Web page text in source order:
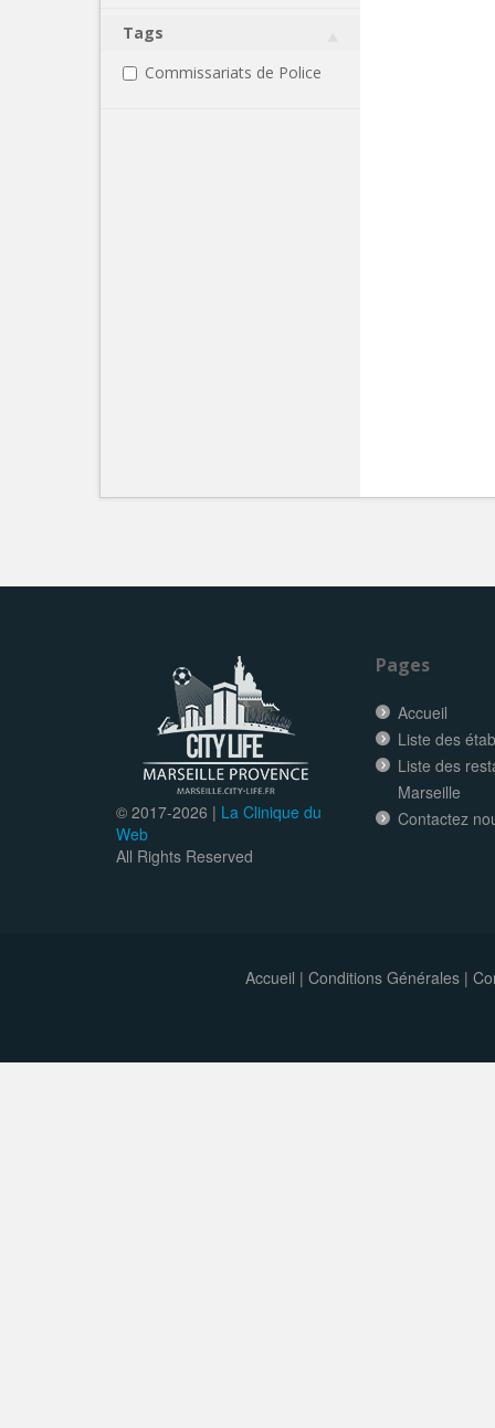
Tags
Commissariats de Police
© 2017-2026 | La Clinique du
Web
All Rights Reserved
Pages
Accueil
Liste des
Liste des
Marseille
Contactez
Accueil | Conditions Générales|